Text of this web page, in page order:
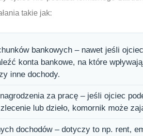
takie jak:
bankowych – nawet jeśli
konta bankowe, na które
inne dochody.
za pracę – jeśli ojciec
lub dzieło, komornik może
dochodów – dotyczy to np. rent,